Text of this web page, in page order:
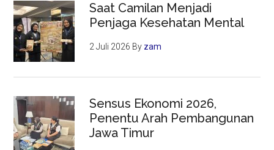
Saat Camilan Menjadi
Penjaga Kesehatan Mental
2 Juli 2026 By zam
Sensus Ekonomi 2026,
Penentu Arah Pembangunan
Jawa Timur